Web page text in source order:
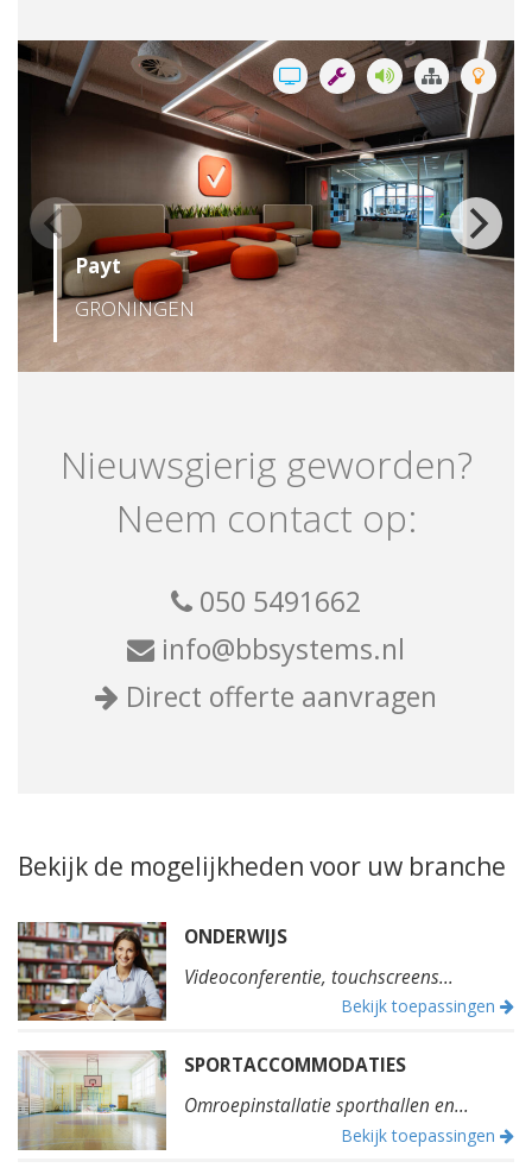
Payt
GRONINGEN
Nieuwsgierig geworden?
Neem contact op:
050 5491662
info@bbsystems.nl
Direct offerte aanvragen
Bekijk de mogelijkheden voor uw branche
ONDERWIJS
Videoconferentie, touchscreens...
Bekijk toepassingen
SPORTACCOMMODATIES
Omroepinstallatie sporthallen en...
Bekijk toepassingen